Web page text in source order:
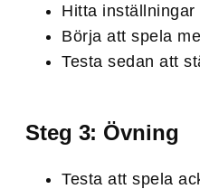
Hitta
Börja att spela
Testa sedan att
Steg 3: Övning
Testa att spela